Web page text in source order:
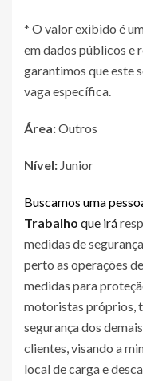
* O valor exibido é
em dados públicos e
garantimos que este
vaga específica.
Área:Outros
Nível: Junior
Buscamos uma
Trabalho que irá
medidas de
perto as operações
medidas para
motoristas próprios,
segurança dos
clientes, visando a
local de carga e